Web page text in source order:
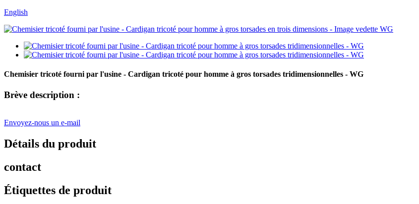
English
Chemisier tricoté fourni par l'usine - Cardigan tricoté pour homme à gros torsades tridimensionnelles - WG
Brève description :
Envoyez-nous un e-mail
Détails du produit
contact
Étiquettes de produit